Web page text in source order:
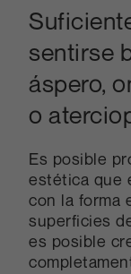
sentirse
áspero,
o
Es posible
estética que
con la forma
superficies
es posible